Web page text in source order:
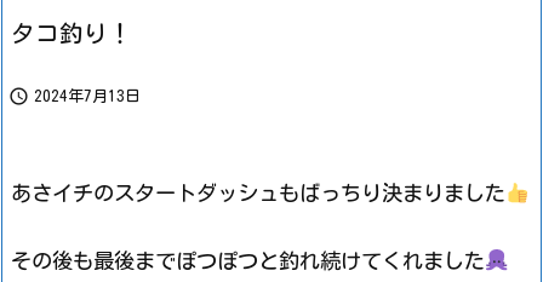
タコ釣り！
 2024年7月13日
あさイチのスタートダッシュもばっちり決まりました
その後も最後までぽつぽつと釣れ続けてくれました